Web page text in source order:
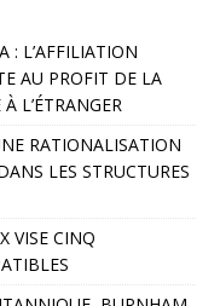
: L’AFFILIATION
AU PROFIT DE LA
L’ÉTRANGER
RATIONALISATION
LES STRUCTURES
VISE CINQ